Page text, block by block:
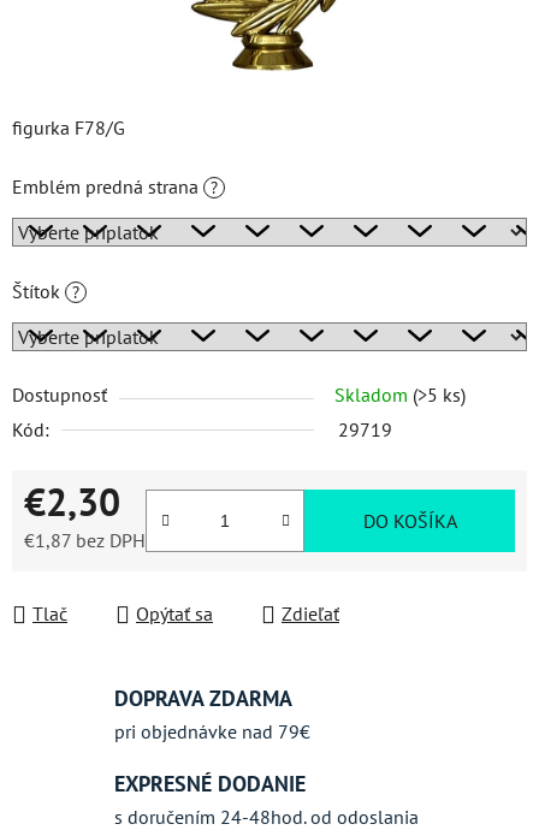
figurka F78/G
Emblém predná strana ?
Štítok ?
Dostupnosť Skladom (>5 ks)
Kód:
29719
€2,30
€1,87 bez DPH
DO KOŠÍKA
Tlač Opýtať sa Zdieľať
DOPRAVA ZDARMA
pri objednávke nad 79€
EXPRESNÉ DODANIE
s doručením 24-48hod. od odoslania